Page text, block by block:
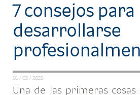
7 consejos para
desarrollarse
01 / 02 / 2022
Una de las primeras